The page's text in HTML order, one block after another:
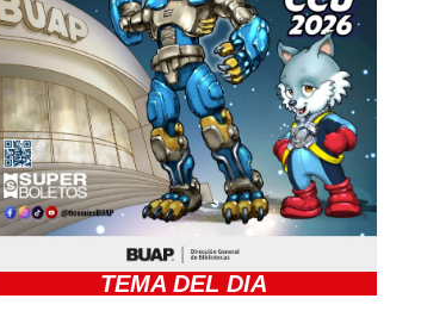
TEMA DEL DIA